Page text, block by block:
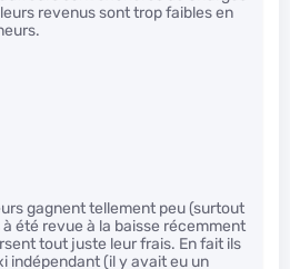
revenus sont trop faibles en
gagnent tellement peu (surtout
été revue à la baisse récemment
tout juste leur frais. En fait ils
indépendant (il y avait eu un